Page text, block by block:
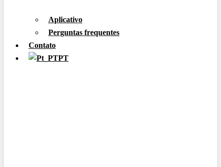
Aplicativo
Perguntas frequentes
Contato
PT